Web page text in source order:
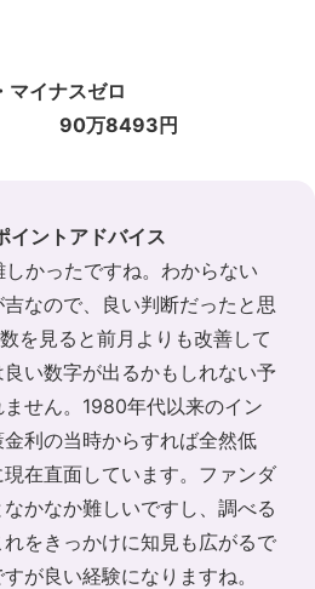
マイナスゼロ
万8493円
ントアドバイス
かったですね。わからない
なので、良い判断だったと思
を見ると前月よりも改善して
い数字が出るかもしれない予
せん。1980年代以来のイン
利の当時からすれば全然低
在直面しています。ファンダ
かなか難しいですし、調べる
をきっかけに知見も広がるで
が良い経験になりますね。